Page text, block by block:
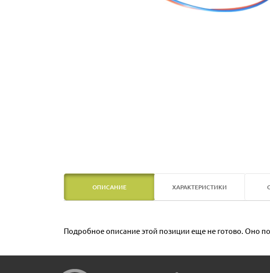
ОПИСАНИЕ ХАРАКТЕРИСТИКИ
Подробное описание этой позиции еще не готово. Оно